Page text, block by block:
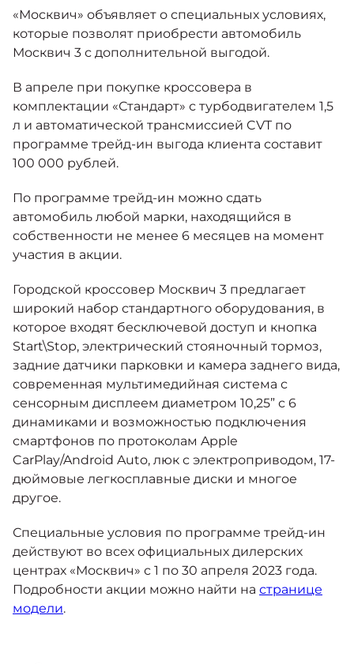
Яркий динамичный седан
от 2 237 000 ₽*
Москвич 3 с ручным
управлением (РУ)
Кроссовер, создающий равные
Москвич 8
Практичный семиместный
от 3 125 000 ₽*
Кредитные программы
Спецпредложения
Калькулятор трейд-ин
Страховые программы
Моторное масло
СЕРВИСНЫЕ АКЦИИ
АКСЕССУАРЫ
Правила пользования сайтом
Пользовательское соглашение на обработку
персональных данных
«Москвич» объявляет о специальных условиях,
которые позволят приобрести автомобиль
Москвич 3 с дополнительной выгодой.
В апреле при покупке кроссовера в
комплектации «Стандарт» с турбодвигателем 1,5
л и автоматической трансмиссией CVT по
программе трейд-ин выгода клиента составит
100 000 рублей.
По программе трейд-ин можно сдать
автомобиль любой марки, находящийся в
собственности не менее 6 месяцев на момент
участия в акции.
Городской кроссовер Москвич 3 предлагает
широкий набор стандартного оборудования, в
которое входят бесключевой доступ и кнопка
Start\Stop, электрический стояночный тормоз,
задние датчики парковки и камера заднего вида,
современная мультимедийная система с
сенсорным дисплеем диаметром 10,25” с 6
динамиками и возможностью подключения
смартфонов по протоколам Apple
CarPlay/Android Auto, люк с электроприводом, 17-
дюймовые легкосплавные диски и многое
другое.
Специальные условия по программе трейд-ин
действуют во всех официальных дилерских
центрах «Москвич» с 1 по 30 апреля 2023 года.
Подробности акции можно найти на странице
модели.